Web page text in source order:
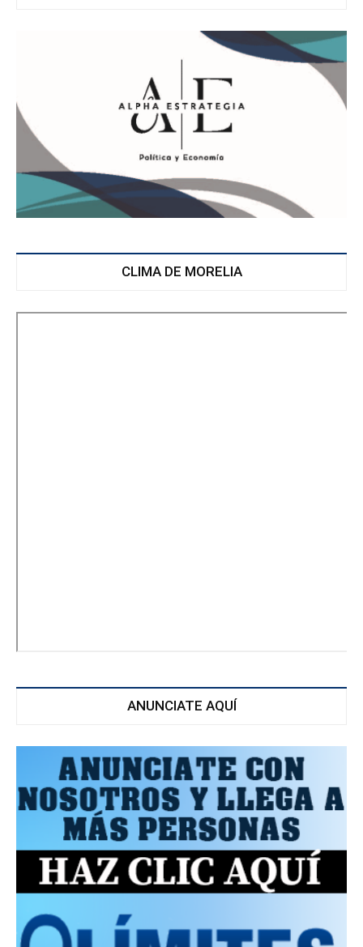
CLIMA DE MORELIA
ANUNCIATE AQUÍ